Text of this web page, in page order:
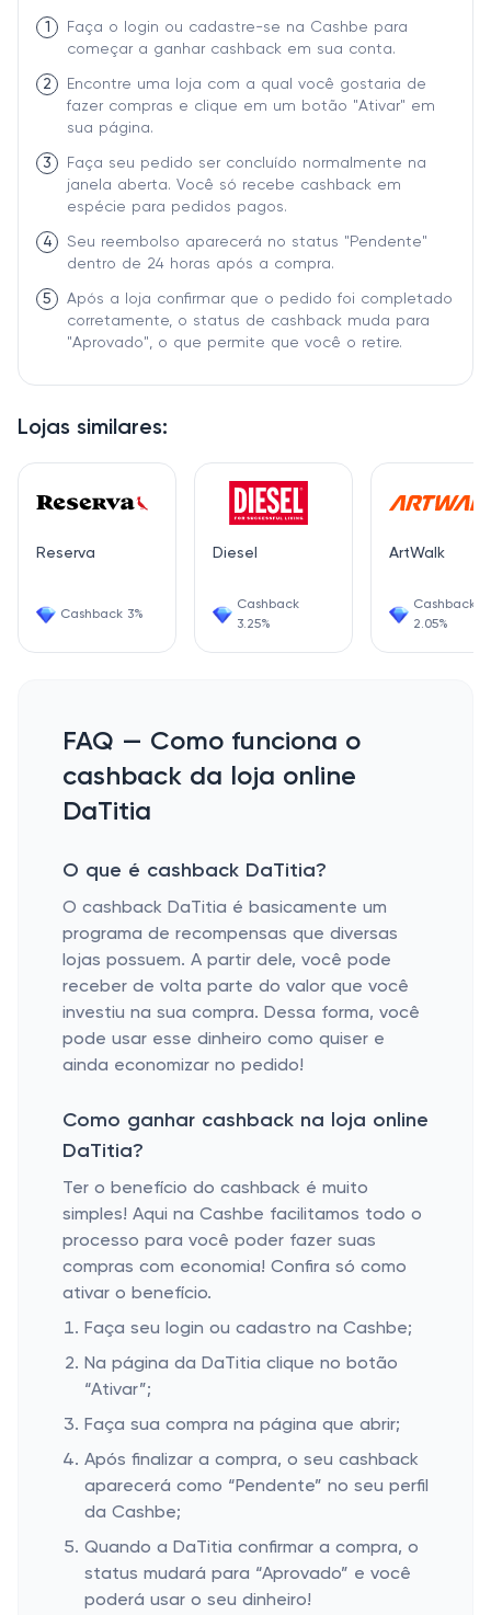
Lojas similares:
Reserva
Cashback 3%
Diesel
Cashback
3.25%
ArtWalk
Cashback
2.05%
1
Faça o login ou cadastre-se na Cashbe para
começar a ganhar cashback em sua conta.
2
Encontre uma loja com a qual você gostaria de
fazer compras e clique em um botão "Ativar" em
sua página.
3
Faça seu pedido ser concluído normalmente na
janela aberta. Você só recebe cashback em
espécie para pedidos pagos.
4
Seu reembolso aparecerá no status "Pendente"
dentro de 24 horas após a compra.
5
Após a loja confirmar que o pedido foi completado
corretamente, o status de cashback muda para
"Aprovado", o que permite que você o retire.
FAQ — Como funciona o
cashback da loja online
DaTitia
O que é cashback DaTitia?
O cashback DaTitia é basicamente um
programa de recompensas que diversas
lojas possuem. A partir dele, você pode
receber de volta parte do valor que você
investiu na sua compra. Dessa forma, você
pode usar esse dinheiro como quiser e
ainda economizar no pedido!
Como ganhar cashback na loja online
DaTitia?
Ter o benefício do cashback é muito
simples! Aqui na Cashbe facilitamos todo o
processo para você poder fazer suas
compras com economia! Confira só como
ativar o benefício.
Faça seu login ou cadastro na Cashbe;
Na página da DaTitia clique no botão
“Ativar”;
Faça sua compra na página que abrir;
Após finalizar a compra, o seu cashback
aparecerá como “Pendente” no seu perfil
da Cashbe;
Quando a DaTitia confirmar a compra, o
status mudará para “Aprovado” e você
poderá usar o seu dinheiro!